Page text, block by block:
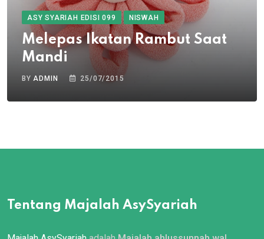
ASY SYARIAH EDISI 099 NISWAH
Melepas Ikatan Rambut Saat
Mandi
BY ADMIN 25/07/2015
Tentang Majalah AsySyariah